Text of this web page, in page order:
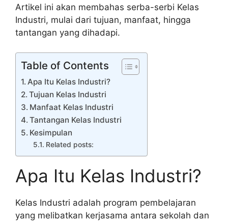
Artikel ini akan membahas serba-serbi Kelas
Industri, mulai dari tujuan, manfaat, hingga
tantangan yang dihadapi.
Table of Contents
Apa Itu Kelas Industri?
Tujuan Kelas Industri
Manfaat Kelas Industri
Tantangan Kelas Industri
Kesimpulan
Related posts:
Apa Itu Kelas Industri?
Kelas Industri adalah program pembelajaran
yang melibatkan kerjasama antara sekolah dan